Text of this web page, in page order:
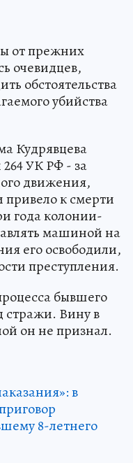
от прежних
очевидцев,
обстоятельства
убийства
Кудрявцева
УК РФ - за
движения,
привело к смерти
года колонии-
машиной на
его освободили,
преступления.
бывшего
стражи. Вину в
он не признал.
в
8-летнего